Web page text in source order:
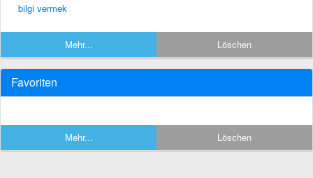
bilgi vermek
Mehr... Löschen
Favoriten
Mehr... Löschen